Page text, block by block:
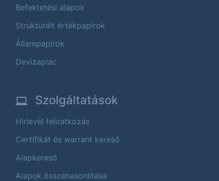
Befektetési alapok
Strukturált értékpapírok
Állampapírok
Devizapiac
Szolgáltatások
Hírlevél feliratkozás
Certifikát és warrant kereső
Alapkereső
Alapok összehasonlítása